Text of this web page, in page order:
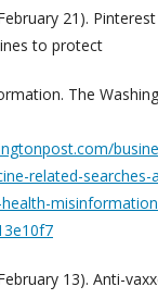
21).
to protect
The
related-
13). Anti-